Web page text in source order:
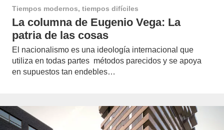
Tiempos modernos, tiempos difíciles
La columna de Eugenio Vega: La
patria de las cosas
El nacionalismo es una ideología internacional que
utiliza en todas partes métodos parecidos y se apoya
en supuestos tan endebles…